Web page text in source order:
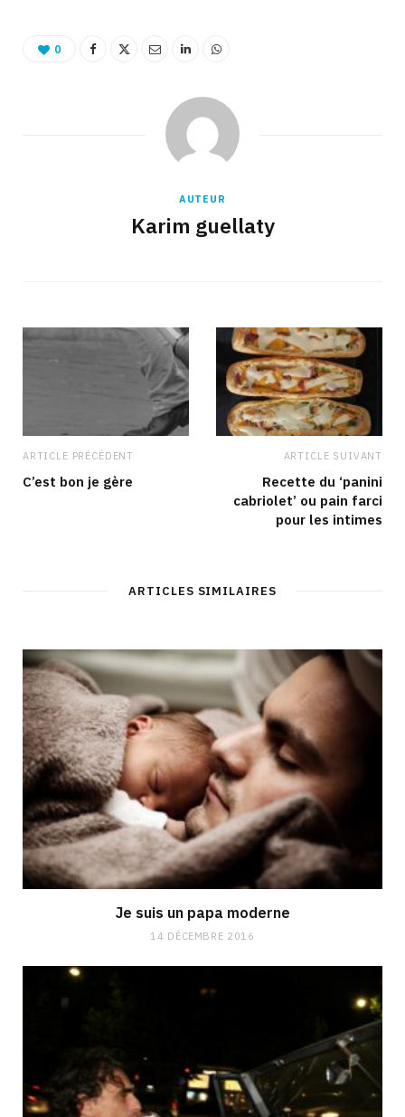
0
AUTEUR
Karim guellaty
ARTICLE PRÉCÉDENT
C’est bon je gère
ARTICLE SUIVANT
Recette du ‘panini
cabriolet’ ou pain farci
pour les intimes
ARTICLES SIMILAIRES
Je suis un papa moderne
14 DÉCEMBRE 2016